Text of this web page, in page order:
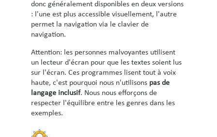
donc généralement disponibles en deux versions
: l'une est plus accessible visuellement, l'autre
permet la navigation via le clavier de
navigation.
Attention: les personnes malvoyantes utilisent
un lecteur d'écran pour que les textes soient lus
sur l'écran. Ces programmes lisent tout à voix
haute, c'est pourquoi nous n'utilisons pas de
langage inclusif. Nous nous efforçons de
respecter l'équilibre entre les genres dans les
exemples.